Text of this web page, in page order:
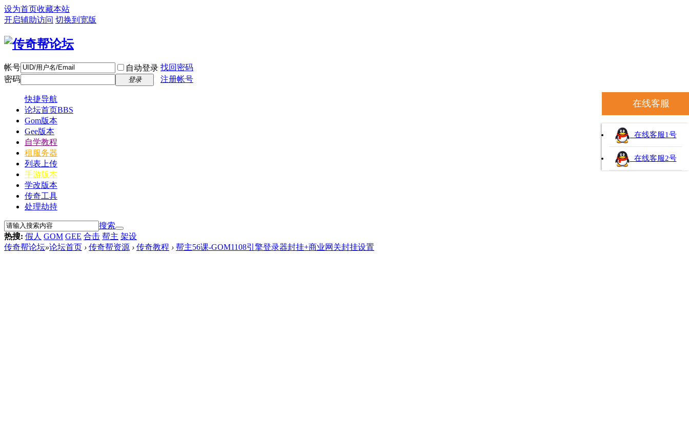
设为首页收藏本站
开启辅助访问 切换到宽版
帐号 自动登录 找回密码
密码
登录 注册帐号
快捷导航
论坛首页BBS
Gom版本
Gee版本
自学教程
租服务器
列表上传
手游版本
学改版本
传奇工具
处理劫持
搜索
热搜: 假人 GOM GEE 合击 帮主 架设
传奇帮论坛»论坛首页 › 传奇帮资源 › 传奇教程 › 帮主56课-GOM1108引擎登录器封挂+商业网关封挂设置
在线客服
在线客服1号
在线客服2号